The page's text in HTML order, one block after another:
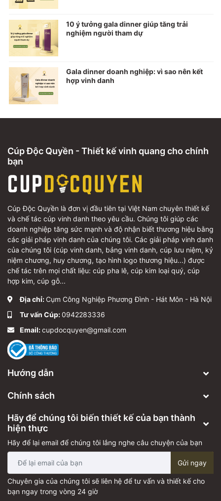
10 ý tưởng gala dinner giúp tăng trải
nghiệm người tham dự
Gala dinner doanh nghiệp: vì sao nên kết
hợp vinh danh
Cúp Độc Quyền - Thiết kế vinh quang cho chính
bạn
Cúp Độc Quyền là đơn vị đầu tiên tại Việt Nam chuyên thiết kế
và chế tác cúp vinh danh theo yêu cầu. Chúng tôi giúp các
doanh nghiệp tăng sức mạnh và độ nhận biết thương hiệu bằng
các giải pháp vinh danh của chúng tôi. Các giải pháp vinh danh
của chúng tôi (cúp vinh danh, bảng vinh danh, cúp lưu niệm, kỷ
niệm chương, huy chương, tạo hình logo thương hiệu...) được
chế tác trên mọi chất liệu: cúp pha lê, cúp kim loại quý, cúp
hợp kim, cúp gỗ...
Địa chỉ: Cụm Công Nghiệp Phương Đình - Hát Môn - Hà Nội
Tư vấn Cúp:0942283336
Email:cupdocquyen@gmail.com
Hướng dẫn
Chính sách
Hãy để chúng tôi biến thiết kế của bạn thành
hiện thực
Hãy để lại email để chúng tôi lắng nghe câu chuyện của bạn
Gửi ngay
Chuyên gia của chúng tôi sẽ liên hệ để tư vấn và thiết kế cho
bạn ngay trong vòng 24 giờ